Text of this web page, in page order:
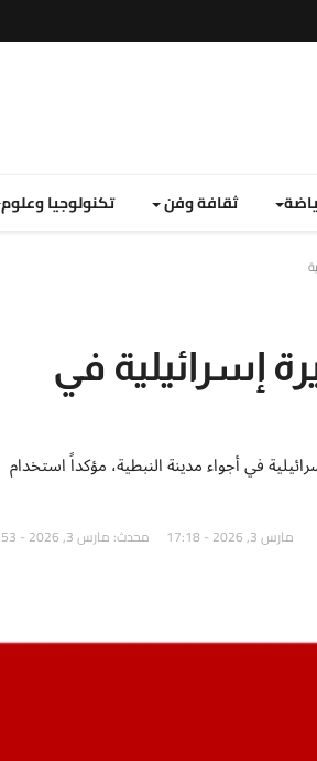
ثقافة وفن تكنولوجيا وعلوم
إسرائيلية في
عن إسقاط طائرة مسيرة إسرائيلية في أجواء مدينة النبطية، مؤكداً استخدام
مارس 3, 2026 - 17:18 محدث: مارس 3, 2026 - 17:53